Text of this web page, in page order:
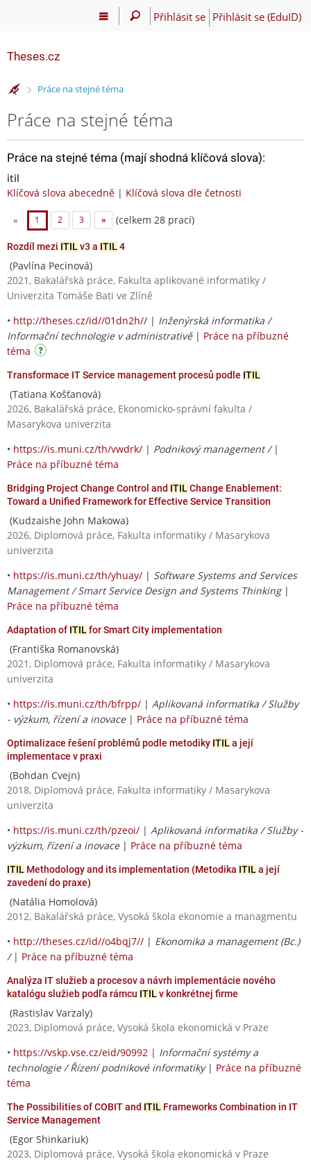
Přihlásit se Přihlásit se (EduID)
Theses.cz
>Práce na stejné téma
Práce na stejné téma
Práce na stejné téma (mají shodná klíčová slova):
itil
Klíčová slova abecedně | Klíčová slova dle četnosti
« 1 2 3 » (celkem 28 prací)
Rozdíl mezi ITILv3 a ITIL4
(Pavlína Pecinová)
2021, Bakalářská práce, Fakulta aplikované informatiky /
Univerzita Tomáše Bati ve Zlíně
• http://theses.cz/id//01dn2h// | Inženýrská informatika /
Informační technologie v administrativě| Práce na příbuzné
téma
Transformace IT Service management procesů podle ITIL
(Tatiana Košťanová)
2026, Bakalářská práce, Ekonomicko-správní fakulta /
Masarykova univerzita
• https://is.muni.cz/th/vwdrk/ | Podnikový management / |
Práce na příbuzné téma
Bridging Project Change Control and ITILChange Enablement:
Toward a Unified Framework for Effective Service Transition
(Kudzaishe John Makowa)
2026, Diplomová práce, Fakulta informatiky / Masarykova
univerzita
• https://is.muni.cz/th/yhuay/ | Software Systems and Services
Management / Smart Service Design and Systems Thinking|
Práce na příbuzné téma
Adaptation of ITILfor Smart City implementation
(Františka Romanovská)
2021, Diplomová práce, Fakulta informatiky / Masarykova
univerzita
• https://is.muni.cz/th/bfrpp/ | Aplikovaná informatika / Služby
- výzkum, řízení a inovace| Práce na příbuzné téma
Optimalizace řešení problémů podle metodiky ITILa její
implementace v praxi
(Bohdan Cvejn)
2018, Diplomová práce, Fakulta informatiky / Masarykova
univerzita
• https://is.muni.cz/th/pzeoi/ | Aplikovaná informatika / Služby -
výzkum, řízení a inovace| Práce na příbuzné téma
ITIL Methodology and its implementation (Metodika ITILa její
zavedení do praxe)
(Natália Homolová)
2012, Bakalářská práce, Vysoká škola ekonomie a managmentu
• http://theses.cz/id//o4bqj7// | Ekonomika a management (Bc.)
/ | Práce na příbuzné téma
Analýza IT služieb a procesov a návrh implementácie nového
katalógu služieb podľa rámcu ITILv konkrétnej firme
(Rastislav Varzaly)
2023, Diplomová práce, Vysoká škola ekonomická v Praze
• https://vskp.vse.cz/eid/90992 | Informační systémy a
technologie / Řízení podnikové informatiky| Práce na příbuzné
téma
The Possibilities of COBIT and ITIL Frameworks Combination in IT
Service Management
(Egor Shinkariuk)
2023, Diplomová práce, Vysoká škola ekonomická v Praze